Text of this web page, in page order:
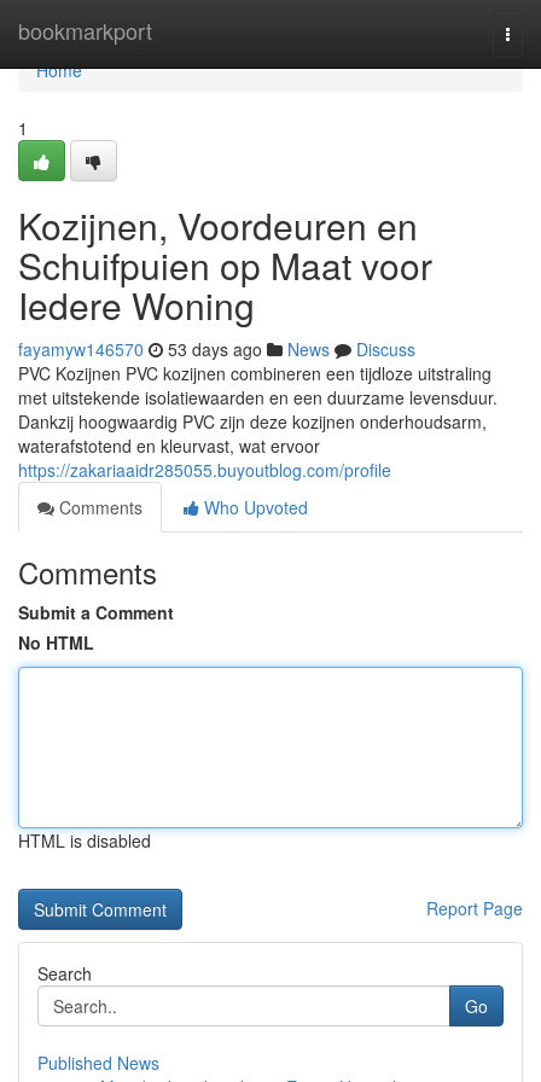
bookmarkport
Home
Home
1
Kozijnen, Voordeuren en
Schuifpuien op Maat voor
Iedere Woning
fayamyw146570 53 days ago News
Discuss
PVC Kozijnen PVC kozijnen combineren een tijdloze uitstraling
met uitstekende isolatiewaarden en een duurzame levensduur.
Dankzij hoogwaardig PVC zijn deze kozijnen onderhoudsarm,
waterafstotend en kleurvast, wat ervoor
https://zakariaaidr285055.buyoutblog.com/profile
Comments
Who Upvoted
Comments
Submit a Comment
No HTML
HTML is disabled
Report Page
Search
Go
Published News